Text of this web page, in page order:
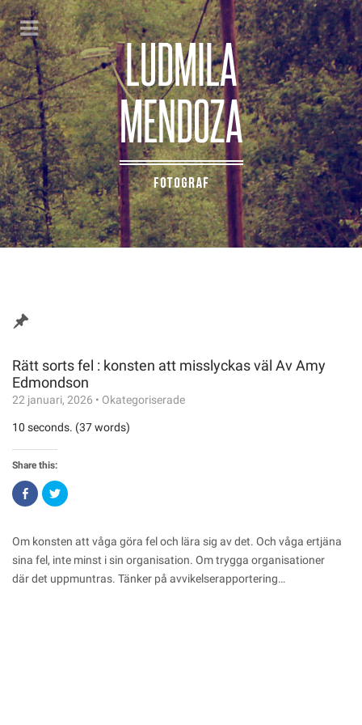
Rätt sorts fel : konsten att misslyckas väl Av Amy
Edmondson
22 januari, 2026 • Okategoriserade
10 seconds. (37 words)
Share this:
Click
to
share
(Opens
in
new
window)
Click
to
(Opens
in
new
Om konsten att våga göra fel och lära sig av det. Och våga ertjäna
sina fel, inte minst i sin organisation. Om trygga organisationer
där det uppmuntras. Tänker på avvikelserapportering…